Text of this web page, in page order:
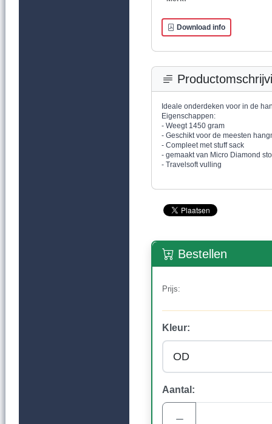
Download info
Ideale onderdeken voor in de
Eigenschappen:
- Weegt 1450 gram
- Geschikt voor de meesten
- Compleet met stuff sack
- gemaakt van Micro Diamond
- Travelsoft vulling
Bestellen
Prijs:
Kleur:
Aantal: